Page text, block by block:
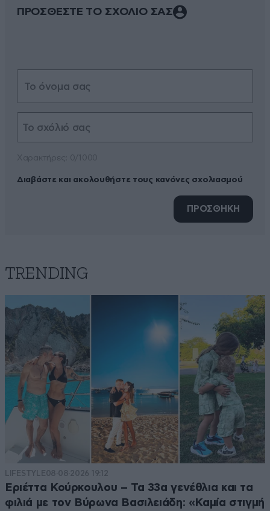
ΠΡΟΣΘΕΣΤΕ ΤΟ ΣΧΟΛΙΟ ΣΑΣ
Διαβάστε και ακολουθήστε τους κανόνες σχολιασμού
ΠΡΟΣΘΗΚΗ
TRENDING
LIFESTYLE08·08·2026 19:12
Εριέττα Κούρκουλου – Τα 33α γενέθλια και τα
φιλιά με τον Βύρωνα Βασιλειάδη: «Καμία στιγμή